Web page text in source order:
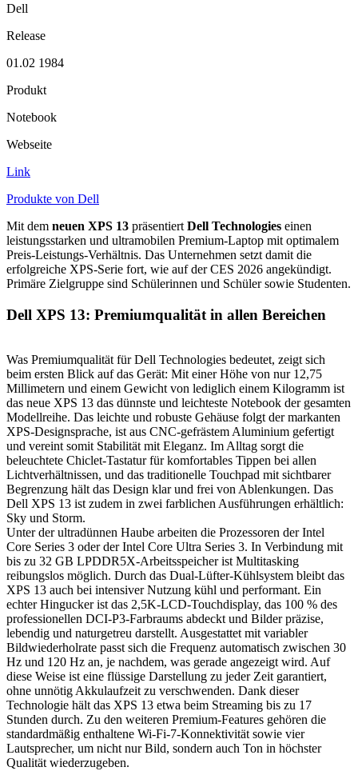
Dell
Release
01.02 1984
Produkt
Notebook
Webseite
Link
Produkte von Dell
Mit dem neuen XPS 13 präsentiert Dell Technologies einen
leistungsstarken und ultramobilen Premium-Laptop mit optimalem
Preis-Leistungs-Verhältnis. Das Unternehmen setzt damit die
erfolgreiche XPS-Serie fort, wie auf der CES 2026 angekündigt.
Primäre Zielgruppe sind Schülerinnen und Schüler sowie Studenten.
Dell XPS 13: Premiumqualität in allen Bereichen
Was Premiumqualität für Dell Technologies bedeutet, zeigt sich
beim ersten Blick auf das Gerät: Mit einer Höhe von nur 12,75
Millimetern und einem Gewicht von lediglich einem Kilogramm ist
das neue XPS 13 das dünnste und leichteste Notebook der gesamten
Modellreihe. Das leichte und robuste Gehäuse folgt der markanten
XPS-Designsprache, ist aus CNC-gefrästem Aluminium gefertigt
und vereint somit Stabilität mit Eleganz. Im Alltag sorgt die
beleuchtete Chiclet-Tastatur für komfortables Tippen bei allen
Lichtverhältnissen, und das traditionelle Touchpad mit sichtbarer
Begrenzung hält das Design klar und frei von Ablenkungen. Das
Dell XPS 13 ist zudem in zwei farblichen Ausführungen erhältlich:
Sky und Storm.
Unter der ultradünnen Haube arbeiten die Prozessoren der Intel
Core Series 3 oder der Intel Core Ultra Series 3. In Verbindung mit
bis zu 32 GB LPDDR5X-Arbeitsspeicher ist Multitasking
reibungslos möglich. Durch das Dual-Lüfter-Kühlsystem bleibt das
XPS 13 auch bei intensiver Nutzung kühl und performant. Ein
echter Hingucker ist das 2,5K-LCD-Touchdisplay, das 100 % des
professionellen DCI-P3-Farbraums abdeckt und Bilder präzise,
lebendig und naturgetreu darstellt. Ausgestattet mit variabler
Bildwiederholrate passt sich die Frequenz automatisch zwischen 30
Hz und 120 Hz an, je nachdem, was gerade angezeigt wird. Auf
diese Weise ist eine flüssige Darstellung zu jeder Zeit garantiert,
ohne unnötig Akkulaufzeit zu verschwenden. Dank dieser
Technologie hält das XPS 13 etwa beim Streaming bis zu 17
Stunden durch. Zu den weiteren Premium-Features gehören die
standardmäßig enthaltene Wi-Fi-7-Konnektivität sowie vier
Lautsprecher, um nicht nur Bild, sondern auch Ton in höchster
Qualität wiederzugeben.